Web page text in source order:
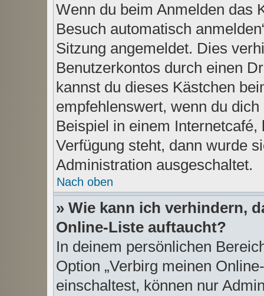
Wenn du beim Anmelden das
Besuch automatisch
Sitzung angemeldet. Dies
Benutzerkontos durch einen
kannst du dieses Kästchen
empfehlenswert, wenn du
Beispiel in einem
Verfügung steht, dann wurde
Administration ausgeschaltet.
Nach oben
» Wie kann ich verhindern,
Online-Liste auftaucht?
In deinem persönlichen
Option „Verbirg meinen
einschaltest, können nur